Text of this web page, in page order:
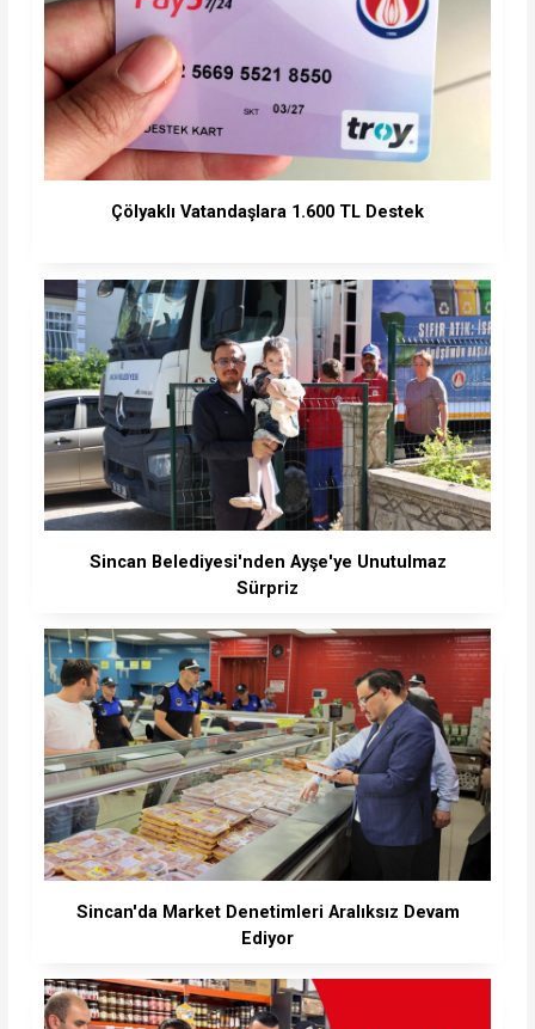
Çölyaklı Vatandaşlara 1.600 TL Destek
Sincan Belediyesi'nden Ayşe'ye Unutulmaz
Sürpriz
Sincan'da Market Denetimleri Aralıksız Devam
Ediyor